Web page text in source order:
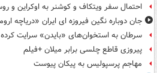
احتمال سفر ویتکاف و کوشنر به اوکراین و
جان دوباره نگین فیروزه ای ایران «دریاچه
سرطان به استخوان‌های «بایدن» سرایت
پیروزی قاطع چلسی برابر میلان +فیلم
مهاجم پرسپولیس به پیکان پیوست